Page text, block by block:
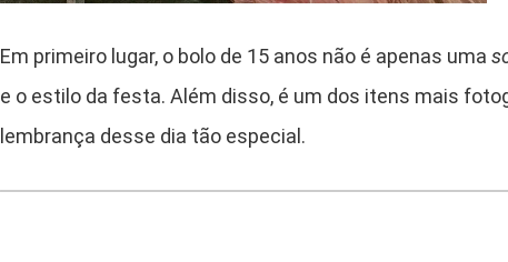
Em primeiro lugar, o bolo de 15 anos não é apenas uma
e o estilo da festa. Além disso, é um dos itens mais
lembrança desse dia tão especial.